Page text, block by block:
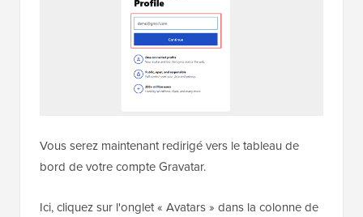
Vous serez maintenant redirigé vers le tableau de
bord de votre compte Gravatar.
Ici, cliquez sur l'onglet « Avatars » dans la colonne de